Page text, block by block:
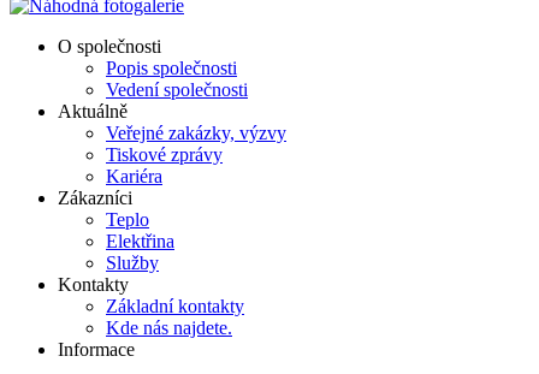
O společnosti
Popis společnosti
Vedení společnosti
Aktuálně
Veřejné zakázky, výzvy
Tiskové zprávy
Kariéra
Zákazníci
Teplo
Elektřina
Služby
Kontakty
Základní kontakty
Kde nás najdete.
Informace